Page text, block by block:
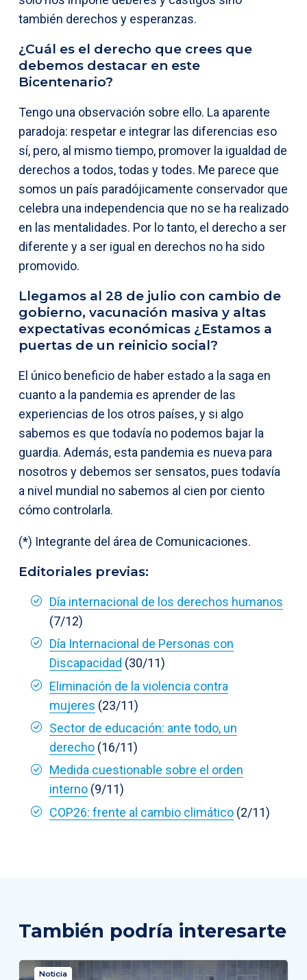
también derechos y esperanzas.
¿Cuál es el derecho que crees que
debemos destacar en este
Bicentenario?
Tengo una observación sobre ello. La aparente
paradoja: respetar e integrar las diferencias eso
sí, pero, al mismo tiempo, promover la igualdad de
derechos a todos, todas y todes. Me parece que
somos un país paradójicamente conservador que
celebra una independencia que no se ha realizado
en las mentalidades. Por lo tanto, el derecho a ser
diferente y a ser igual en derechos no ha sido
promovido.
Llegamos al 28 de julio con cambio de
gobierno, vacunación masiva y altas
expectativas económicas ¿Estamos a
puertas de un reinicio social?
El único beneficio de haber estado a la saga en
cuanto a la pandemia es aprender de las
experiencias de los otros países, y si algo
sabemos es que todavía no podemos bajar la
guardia. Además, esta pandemia es nueva para
nosotros y debemos ser sensatos, pues todavía
a nivel mundial no sabemos al cien por ciento
cómo controlarla.
(*) Integrante del área de Comunicaciones.
Editoriales previas:
Día internacional de los derechos humanos
(7/12)
Día Internacional de Personas con
Discapacidad (30/11)
Eliminación de la violencia contra
mujeres (23/11)
Sector de educación: ante todo, un
derecho (16/11)
Medida cuestionable sobre el orden
interno (9/11)
COP26: frente al cambio climático (2/11)
También podría interesarte
Noticia